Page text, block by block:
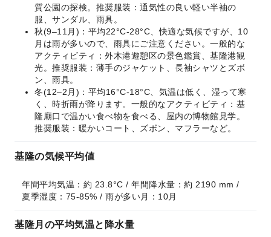
質公園の探検。推奨服装：通気性の良い軽い半袖の
服、サンダル、雨具。
秋(9–11月)：平均22°C-28°C、快適な気候ですが、10
月は雨が多いので、雨具にご注意ください。一般的な
アクティビティ：外木港遊憩区の景色鑑賞、基隆港観
光。推奨服装：薄手のジャケット、長袖シャツとズボ
ン、雨具。
冬(12–2月)：平均16°C-18°C、気温は低く、湿って寒
く、時折雨が降ります。一般的なアクティビティ：基
隆廟口で温かい食べ物を食べる、屋内の博物館見学。
推奨服装：暖かいコート、ズボン、マフラーなど。
基隆の気候平均値
年間平均気温：約 23.8°C / 年間降水量：約 2190 mm /
夏季湿度：75-85% / 雨が多い月：10月
基隆月の平均気温と降水量